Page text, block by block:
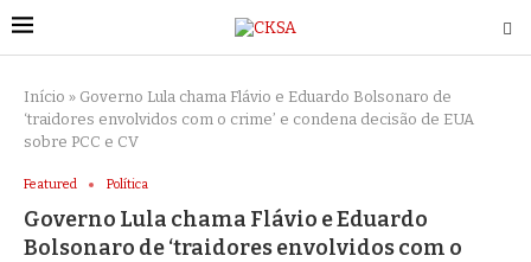
Início » Governo Lula chama Flávio e Eduardo Bolsonaro de
‘traidores envolvidos com o crime’ e condena decisão de EUA
sobre PCC e CV
Featured Política
Governo Lula chama Flávio e Eduardo
Bolsonaro de ‘traidores envolvidos com o